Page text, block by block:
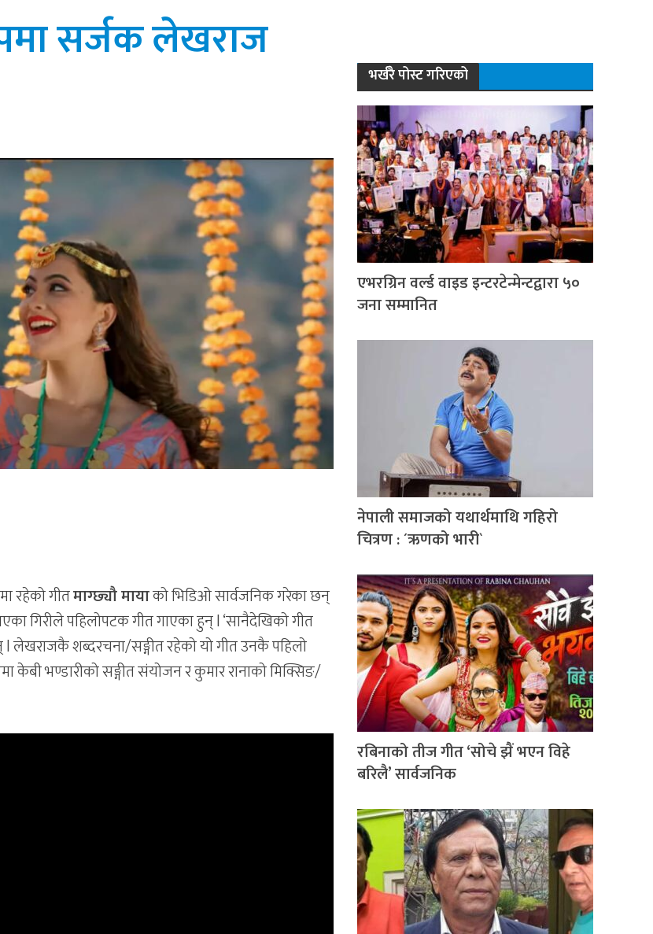
सर्जक लेखराज
रहेको गीतमाग्छ्यौ मायाको भिडिओ सार्वजनिक गरेका छन्
गिरीले पहिलोपटक गीत गाएका हुन् l ‘सानैदेखिको गीत
l लेखराजकै शब्दरचना/सङ्गीत रहेको यो गीत उनकै पहिलो
केबी भण्डारीको सङ्गीत संयोजन र कुमार रानाको मिक्सिङ/
भर्खरै पोस्ट गरिएको
एभरग्रिन वर्ल्ड वाइड इन्टरटेन्मेन्टद्वारा ५०
जना सम्मानित
नेपाली समाजको यथार्थमाथि गहिरो
चित्रण : ´ऋणको भारी`
रबिनाको तीज गीत ‘सोचे झैं भएन विहे
बरिलै’ सार्वजनिक